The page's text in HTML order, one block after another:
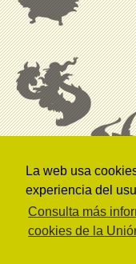
La web usa
experiencia del
Consulta más
cookies de la